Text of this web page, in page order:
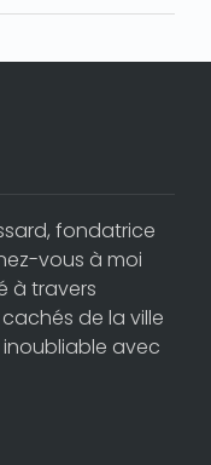
fondatrice
vous à moi
à travers
de la ville
avec